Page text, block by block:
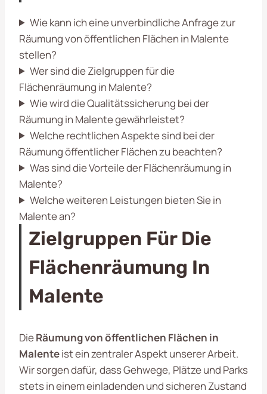
Wie kann ich eine unverbindliche Anfrage zur
Räumung von öffentlichen Flächen in Malente
stellen?
Wer sind die Zielgruppen für die
Flächenräumung in Malente?
Wie wird die Qualitätssicherung bei der
Räumung in Malente gewährleistet?
Welche rechtlichen Aspekte sind bei der
Räumung öffentlicher Flächen zu beachten?
Was sind die Vorteile der Flächenräumung in
Malente?
Welche weiteren Leistungen bieten Sie in
Malente an?
Zielgruppen Für Die
Flächenräumung In
Malente
DieRäumung von öffentlichen Flächen in
Malenteist ein zentraler Aspekt unserer Arbeit.
Wir sorgen dafür, dass Gehwege, Plätze und Parks
stets in einem einladenden und sicheren Zustand